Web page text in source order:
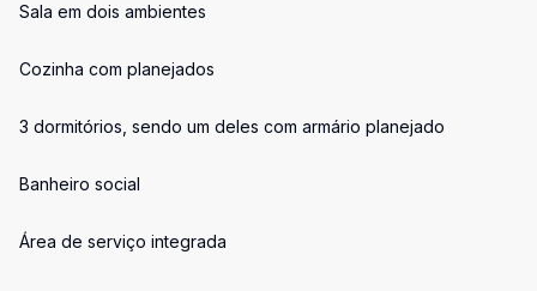
Sala em dois ambientes
Cozinha com planejados
3 dormitórios, sendo um deles com armário planejado
Banheiro social
Área de serviço integrada